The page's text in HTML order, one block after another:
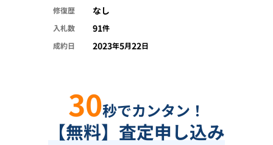
修復歴
なし
入札数 91件
成約日
2023年5月22日
30秒でカンタン！
【無料】査定申し込み